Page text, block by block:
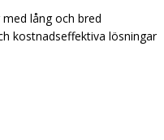
lång och bred
kostnadseffektiva lösningar